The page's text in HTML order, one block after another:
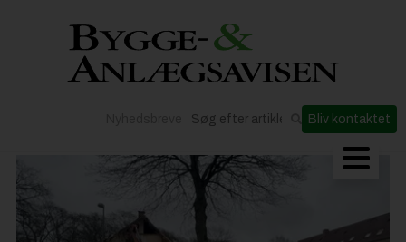
Bliv kontaktet
Byggeriets udvikling
Materialer og løsninger
Byggepladsen